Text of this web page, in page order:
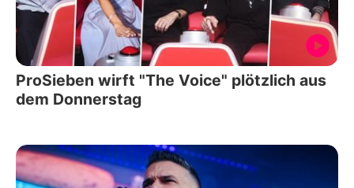
ProSieben wirft "The Voice" plötzlich aus
dem Donnerstag